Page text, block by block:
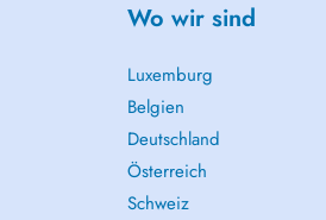
Wo wir sind
Luxemburg
Belgien
Deutschland
Österreich
Schweiz